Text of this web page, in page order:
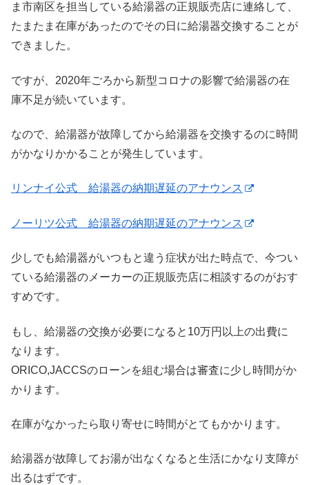
ま市南区を担当している給湯器の正規販売店に連絡して、
たまたま在庫があったのでその日に給湯器交換することが
できました。
ですが、2020年ごろから新型コロナの影響で給湯器の在
庫不足が続いています。
なので、給湯器が故障してから給湯器を交換するのに時間
がかなりかかることが発生しています。
リンナイ公式 給湯器の納期遅延のアナウンス
ノーリツ公式 給湯器の納期遅延のアナウンス
少しでも給湯器がいつもと違う症状が出た時点で、今つい
ている給湯器のメーカーの正規販売店に相談するのがおす
すめです。
もし、給湯器の交換が必要になると10万円以上の出費に
なります。
ORICO,JACCSのローンを組む場合は審査に少し時間がか
かります。
在庫がなかったら取り寄せに時間がとてもかかります。
給湯器が故障してお湯が出なくなると生活にかなり支障が
出るはずです。